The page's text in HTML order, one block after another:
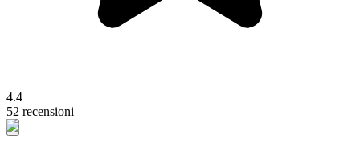
4.4
52 recensioni